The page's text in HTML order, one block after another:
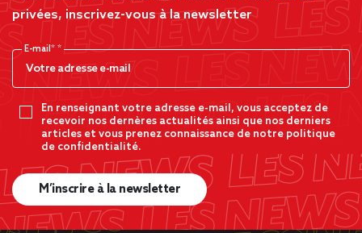
privées, inscrivez-vous à la newsletter
E-mail*
En renseignant votre adresse e-mail, vous acceptez de
recevoir nos dernères actualités ainsi que nos derniers
articles et vous prenez connaissance de notre politique
de confidentialité.
M’inscrire à la newsletter